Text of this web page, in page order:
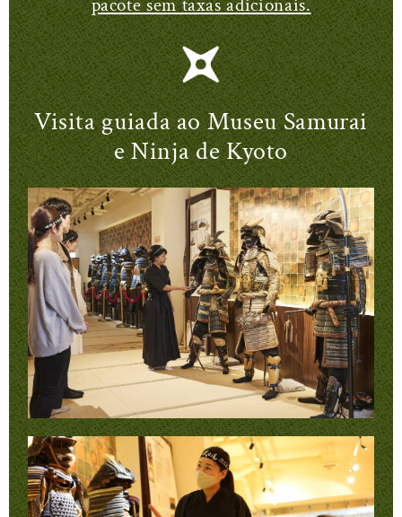
pacote sem taxas adicionais.
Visita guiada ao Museu Samurai
e Ninja de Kyoto